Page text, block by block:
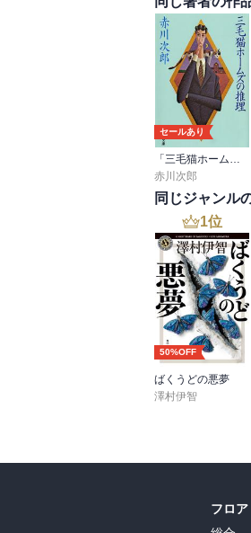
赤川次郎の精神
作品を書き上げ
筋の前向き度、
赤川次郎史が書
セールあり
「三毛猫ホームズ」シリーズ
赤川次郎
同じジャンル
1位
50%OFF
ばくうどの悪夢
澤村伊智
フロア